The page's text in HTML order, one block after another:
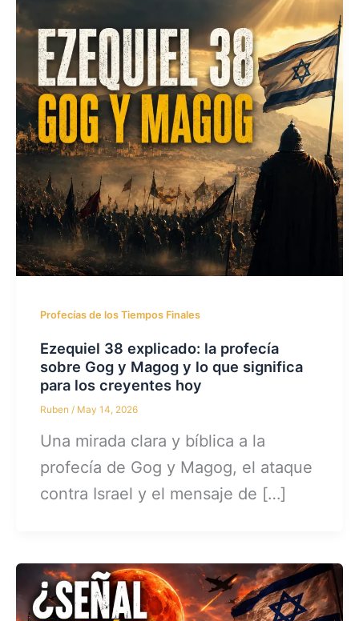
Profecías de los Tiempos Finales
Ezequiel 38 explicado: la profecía
sobre Gog y Magog y lo que significa
para los creyentes hoy
Ruben/ May 14, 2026
Una mirada clara y bíblica a la
profecía de Gog y Magog, el ataque
contra Israel y el mensaje de […]